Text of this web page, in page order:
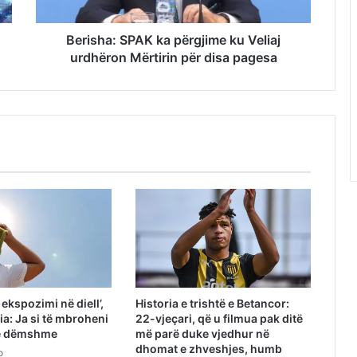
Berisha: SPAK ka përgjime ku Veliaj
urdhëron Mërtirin për disa pagesa
në diell’,
Ja si të mbroheni
dëmshme
Historia e trishtë e Betancor:
22-vjeçari, që u filmua pak ditë
më parë duke vjedhur në
dhomat e zhveshjes, humb